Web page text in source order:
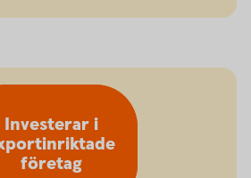
Investerar i
företag